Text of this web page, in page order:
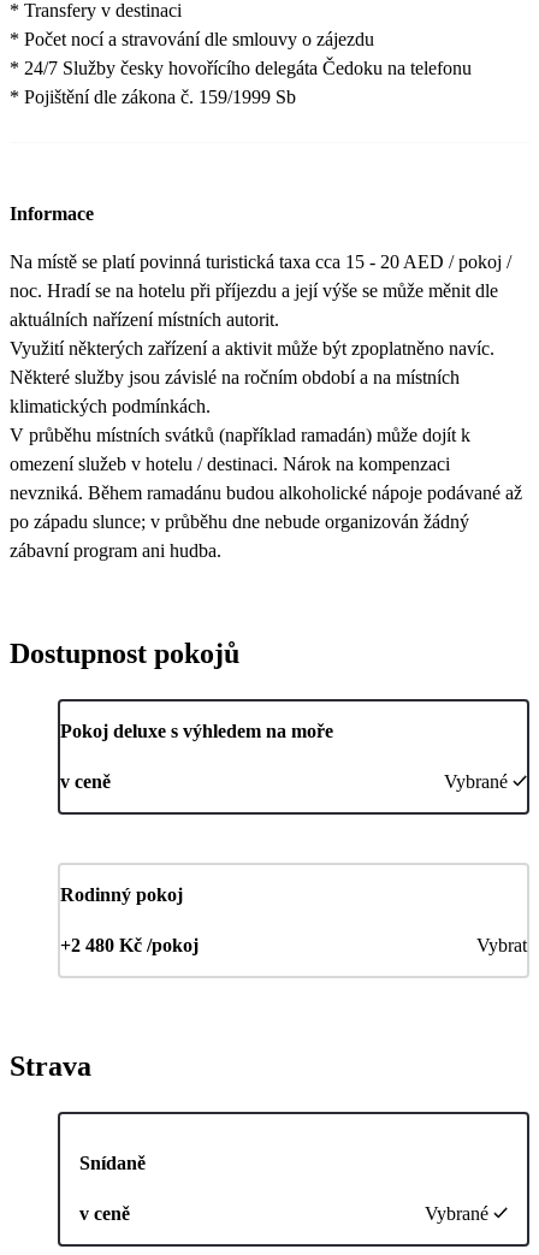
* Transfery v destinaci
* Počet nocí a stravování dle smlouvy o zájezdu
* 24/7 Služby česky hovořícího delegáta Čedoku na telefonu
* Pojištění dle zákona č. 159/1999 Sb
Informace
Na místě se platí povinná turistická taxa cca 15 - 20 AED / pokoj /
noc. Hradí se na hotelu při příjezdu a její výše se může měnit dle
aktuálních nařízení místních autorit.
Využití některých zařízení a aktivit může být zpoplatněno navíc.
Některé služby jsou závislé na ročním období a na místních
klimatických podmínkách.
V průběhu místních svátků (například ramadán) může dojít k
omezení služeb v hotelu / destinaci. Nárok na kompenzaci
nevzniká. Během ramadánu budou alkoholické nápoje podávané až
po západu slunce; v průběhu dne nebude organizován žádný
zábavní program ani hudba.
Dostupnost pokojů
Pokoj deluxe s výhledem na moře
v ceně Vybrané
Rodinný pokoj
+2 480 Kč /pokoj Vybrat
Strava
Snídaně
v ceně Vybrané